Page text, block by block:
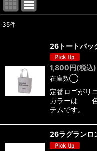
35件
26トートバッ
1,800 円(税込)
在庫数◯
定番ロゴがリ
カラーは 色
テムです。
26ラグランロ